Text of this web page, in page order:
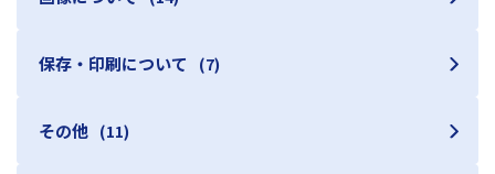
保存・印刷について (7)
その他 (11)